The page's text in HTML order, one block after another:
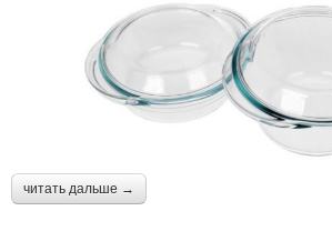
читать дальше →